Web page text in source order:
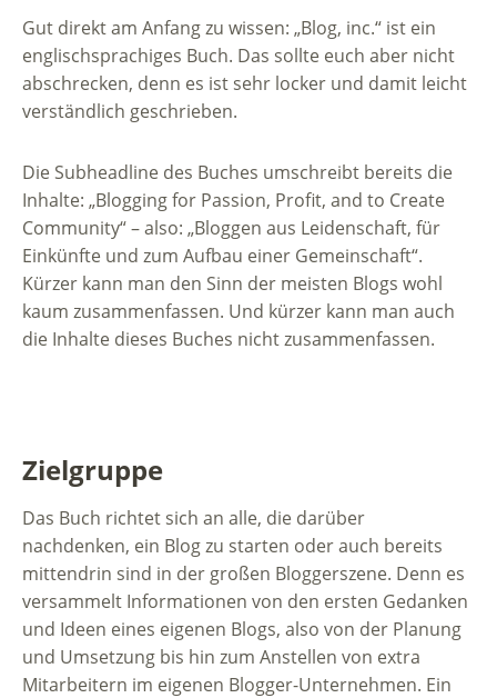
Gut direkt am Anfang zu wissen: „Blog, inc.“ ist ein
englischsprachiges Buch. Das sollte euch aber nicht
abschrecken, denn es ist sehr locker und damit leicht
verständlich geschrieben.
Die Subheadline des Buches umschreibt bereits die
Inhalte: „Blogging for Passion, Profit, and to Create
Community“ – also: „Bloggen aus Leidenschaft, für
Einkünfte und zum Aufbau einer Gemeinschaft“.
Kürzer kann man den Sinn der meisten Blogs wohl
kaum zusammenfassen. Und kürzer kann man auch
die Inhalte dieses Buches nicht zusammenfassen.
Zielgruppe
Das Buch richtet sich an alle, die darüber
nachdenken, ein Blog zu starten oder auch bereits
mittendrin sind in der großen Bloggerszene. Denn es
versammelt Informationen von den ersten Gedanken
und Ideen eines eigenen Blogs, also von der Planung
und Umsetzung bis hin zum Anstellen von extra
Mitarbeitern im eigenen Blogger-Unternehmen. Ein